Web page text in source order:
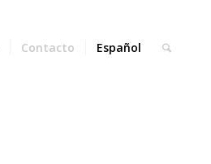
Contacto Español